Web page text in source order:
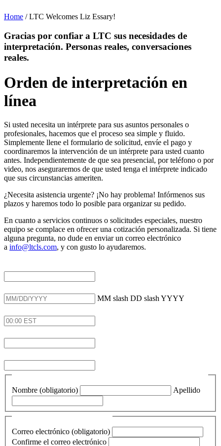
Home /LTC Welcomes Liz Essary!
Gracias por confiar a LTC sus necesidades de
interpretación. Personas reales, conversaciones
reales.
Orden de interpretación en
línea
Si usted necesita un intérprete para sus asuntos personales o
profesionales, hacemos que el proceso sea simple y fluido.
Simplemente llene el formulario de solicitud, envíe el pago y
coordinaremos la intervención de un intérprete para usted cuanto
antes. Independientemente de que sea presencial, por teléfono o por
video, nos aseguraremos de que usted tenga el intérprete indicado
que sus circunstancias ameriten.
¿Necesita asistencia urgente? ¡No hay problema! Infórmenos sus
plazos y haremos todo lo posible para organizar su pedido.
En cuanto a servicios continuos o solicitudes especiales, nuestro
equipo se complace en ofrecer una cotización personalizada. Si tiene
alguna pregunta, no dude en enviar un correo electrónico
a info@ltcls.com, y con gusto lo ayudaremos.
MM slash DD slash YYYY
Nombre (obligatorio)
Apellido
Correo electrónico (obligatorio)
Confirme el correo electrónico